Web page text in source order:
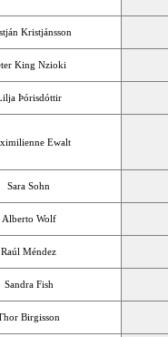
Kristjánsson
King Nzioki
Þórisdóttir
Ewalt
Sara Sohn
Alberto Wolf
Raúl Méndez
Sandra Fish
Birgisson